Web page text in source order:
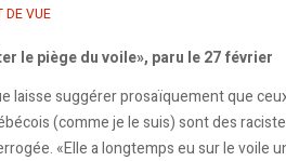
DE VUE
le piège du voile», paru le 27 février
laisse suggérer prosaïquement que
(comme je le suis) sont des
«Elle a longtemps eu sur le voile